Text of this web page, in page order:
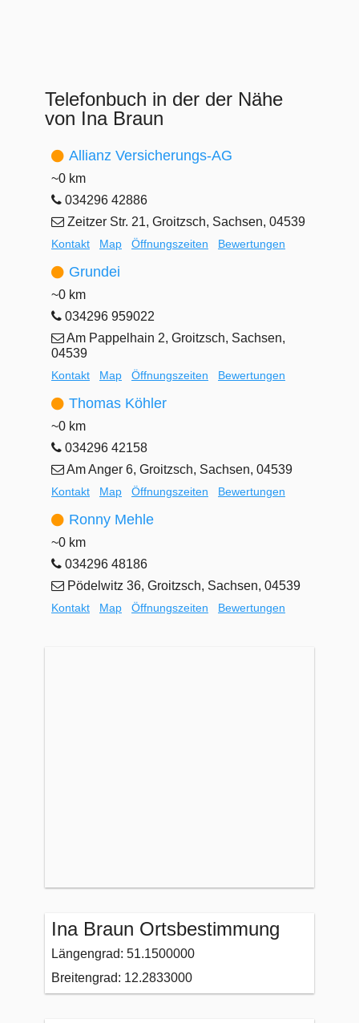
Telefonbuch in der der Nähe
von Ina Braun
Allianz Versicherungs-AG
~0 km
034296 42886
Zeitzer Str. 21, Groitzsch, Sachsen, 04539
Kontakt Map Öffnungszeiten Bewertungen
Grundei
~0 km
034296 959022
Am Pappelhain 2, Groitzsch, Sachsen,
04539
Kontakt Map Öffnungszeiten Bewertungen
Thomas Köhler
~0 km
034296 42158
Am Anger 6, Groitzsch, Sachsen, 04539
Kontakt Map Öffnungszeiten Bewertungen
Ronny Mehle
~0 km
034296 48186
Pödelwitz 36, Groitzsch, Sachsen, 04539
Kontakt Map Öffnungszeiten Bewertungen
Ina Braun Ortsbestimmung
Längengrad: 51.1500000
Breitengrad: 12.2833000